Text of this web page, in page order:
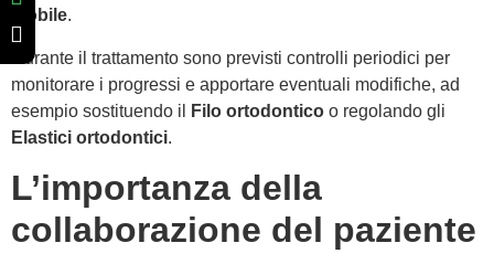
mobile.
Durante il trattamento sono previsti controlli periodici per
monitorare i progressi e apportare eventuali modifiche, ad
esempio sostituendo il
Filo ortodontico o regolando gli
Elastici ortodontici.
L’importanza della
collaborazione del paziente